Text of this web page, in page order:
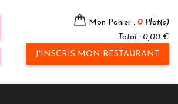
Mon Panier : 0 Plat(s)
Total : 0,00 €
J'INSCRIS MON RESTAURANT